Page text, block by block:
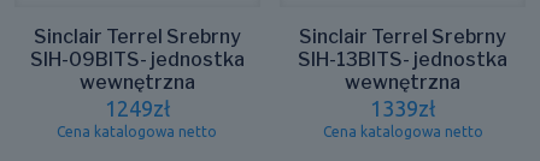
Sinclair Terrel Srebrny
SIH-09BITS- jednostka
wewnętrzna
1249zł
Cena katalogowa netto
Sinclair Terrel Srebrny
SIH-13BITS- jednostka
wewnętrzna
1339zł
Cena katalogowa netto